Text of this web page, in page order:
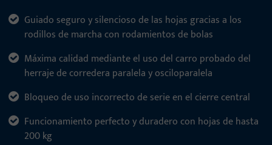
Guiado seguro y silencioso de las hojas gracias a los
rodillos de marcha con rodamientos de bolas
Máxima calidad mediante el uso del carro probado del
herraje de corredera paralela y osciloparalela
Bloqueo de uso incorrecto de serie en el cierre central
Funcionamiento perfecto y duradero con hojas de hasta
200 kg